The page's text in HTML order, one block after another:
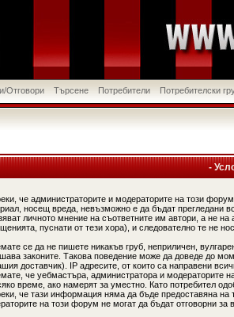
Отговори Търсене Потребители Потребителски
-
че администраторите и модераторите на този
носещ вреда, невъзможно е да бъдат прегледани
личното мнение на съответните им автори, а не
пуснати от тези хора), и следователно те не
се да не пишете никакъв груб, неприличен,
законите. Такова поведение може да доведе до
доставчик). IP адресите, от които са направени
че уебмастъра, администратора и модераторите
време, ако намерят за уместно. Като потребител
че тази информация няма да бъде предоставяна
на този форум не могат да бъдат отговорни за